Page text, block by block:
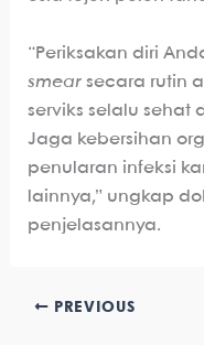
“Periksakan diri
smear secara rutin
serviks selalu sehat
Jaga kebersihan
penularan infeksi
lainnya,” ungkap
penjelasannya.
PREVIOUS